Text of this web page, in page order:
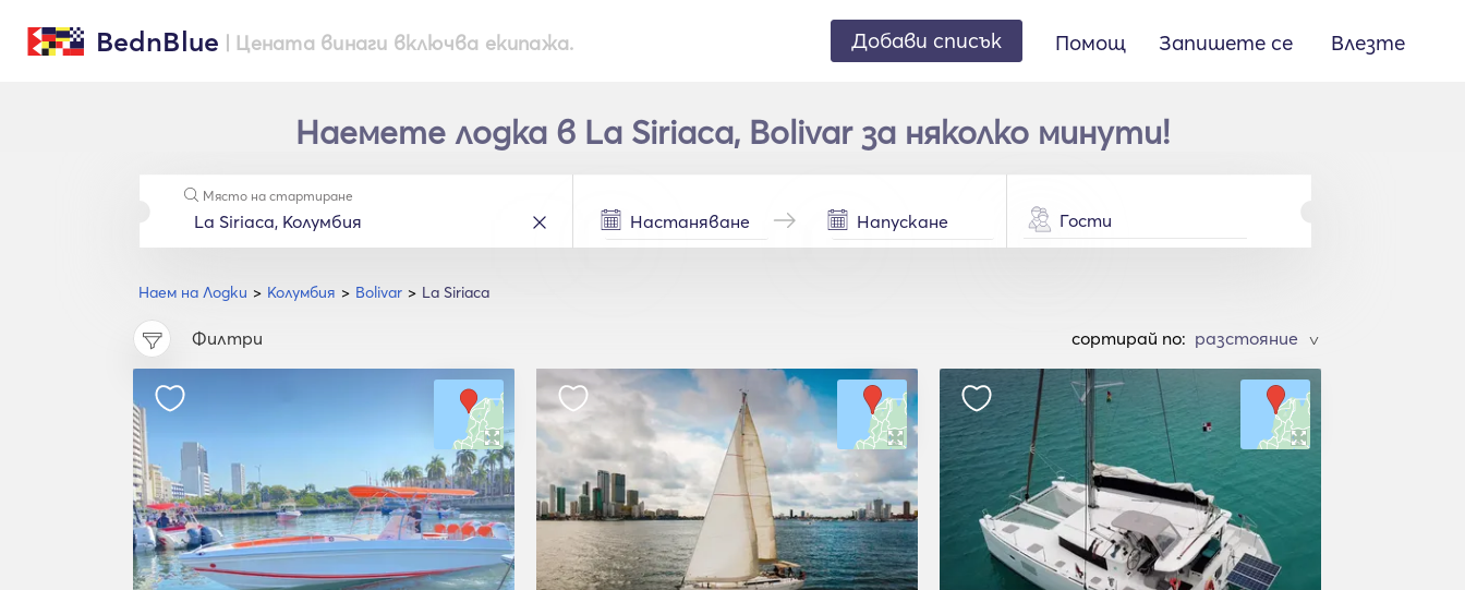
BednBlue | Цената винаги включва екипажа. Добави списък Помощ Запишете се Влезте
Наемете лодка в La Siriaca, Bolivar за няколко минути!
Наем на Лодки Колумбия Bolivar La Siriaca
Място на стартиране
Гости
Филтри cортирай по: >